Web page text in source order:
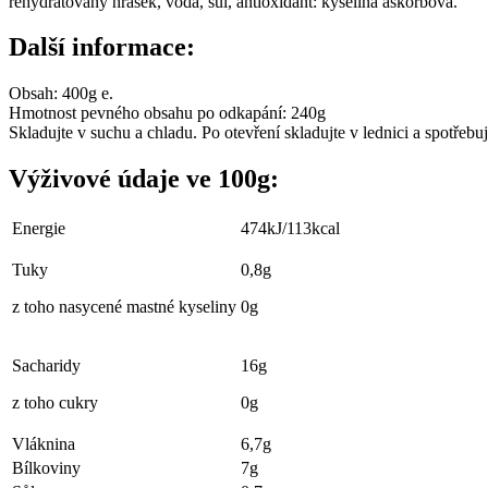
Další informace:
Obsah: 400g e.
Hmotnost pevného obsahu po odkapání: 240g
Skladujte v suchu a chladu. Po otevření skladujte v lednici a
Výživové údaje ve 100g:
Energie 474kJ/113kcal
Tuky
z toho nasycené mastné kyseliny
0,8g
0g
Sacharidy
z toho cukry
16g
0g
Vláknina
6,7g
Bílkoviny
7g